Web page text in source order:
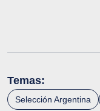
Temas:
Selección Argentina